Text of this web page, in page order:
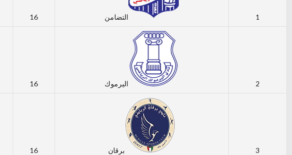
1 التضامن 16
2 اليرموك 16
3 برقان 16